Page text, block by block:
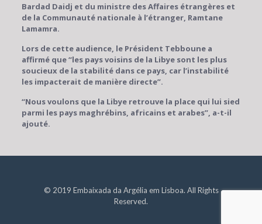
Bardad Daidj et du ministre des Affaires étrangères et
de la Communauté nationale à l’étranger, Ramtane
Lamamra.
Lors de cette audience, le Président Tebboune a
affirmé que “les pays voisins de la Libye sont les plus
soucieux de la stabilité dans ce pays, car l’instabilité
les impacterait de manière directe”.
“Nous voulons que la Libye retrouve la place qui lui sied
parmi les pays maghrébins, africains et arabes”, a-t-il
ajouté.
© 2019 Embaixada da Argélia em Lisboa. All Rights
Reserved.